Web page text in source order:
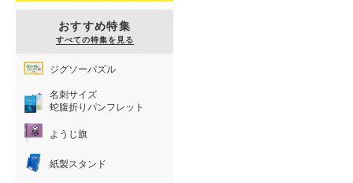
おすすめ特集
すべての特集を見る
ジグソーパズル
名刺サイズ
蛇腹折りパンフレット
ようじ旗
紙製スタンド